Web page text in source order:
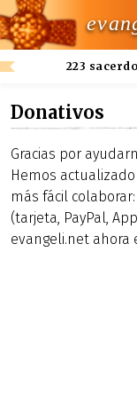
223
Donativos
Gracias por
Hemos
más fácil
(tarjeta, PayPal,
evangeli.net ahora